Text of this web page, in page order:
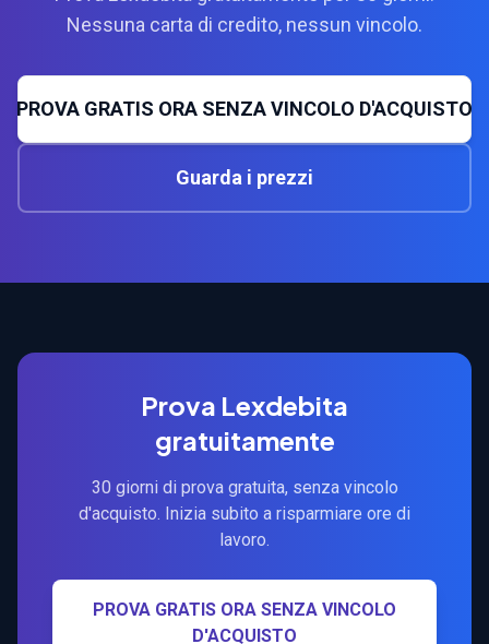
Nessuna carta di credito, nessun vincolo.
PROVA GRATIS ORA SENZA VINCOLO D'ACQUISTO
Guarda i prezzi
Prova Lexdebita
gratuitamente
30 giorni di prova gratuita, senza vincolo
d'acquisto. Inizia subito a risparmiare ore di
lavoro.
PROVA GRATIS ORA SENZA VINCOLO
D'ACQUISTO